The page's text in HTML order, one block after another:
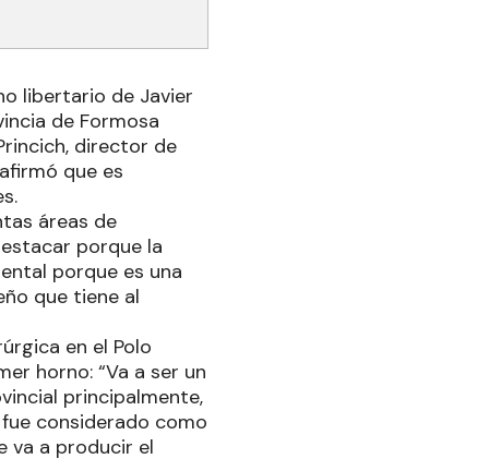
libertario de Javier
de Formosa
director de
que es
áreas de
porque la
porque es una
que tiene al
en el Polo
horno: “Va a ser un
principalmente,
considerado como
va a producir el